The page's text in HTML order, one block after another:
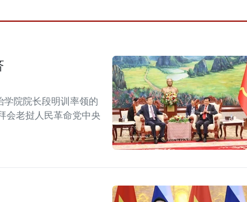
院院长段明训率领的
会老挝人民革命党中央